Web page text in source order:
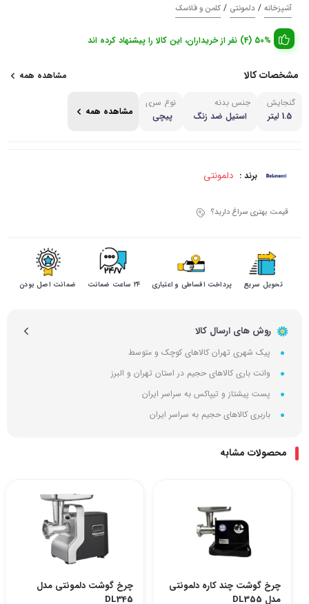
آشپزخانه / دلمونتی / کلمن و فلاسک
50% (4) نفر از خریداران، این کالا را پیشنهاد کرده اند
مشخصات کالا مشاهده همه
گنجایش
1.5 لیتر
جنس بدنه
استیل ضد زنگ
نوع سری
پیچی
مشاهده همه
برند : دلمونتی
قیمت بهتری سراغ دارید؟
تحویل سریع پرداخت اقساطی و اعتباری ۲۴ ساعت ضمانت ضمانت اصل بودن
روش های ارسال کالا
پیک شهری تهران کالاهای کوچک و متوسط
وانت باری کالاهای حجیم در استان تهران و البرز
پست پیشتاز و تیپاکس به سراسر ایران
باربری کالاهای حجیم به سراسر ایران
محصولات مشابه
چرخ گوشت چند کاره دلمونتی
مدل DL355
چرخ گوشت دلمونتی مدل
DL345